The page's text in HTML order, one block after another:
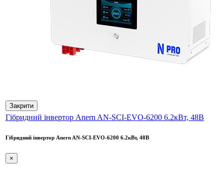
Закрити
Гібридний інвертор Anern AN-SCI-EVO-6200 6.2кВт, 48В
Гібридний інвертор Anern AN-SCI-EVO-6200 6.2кВт, 48В
×